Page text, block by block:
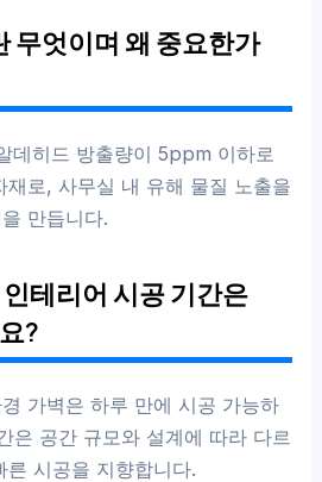
무엇이며 왜 중요한가
데히드 방출량이 5ppm 이하로
재로, 사무실 내 유해 물질 노출을
만듭니다.
테리어 시공 기간은
?
가벽은 하루 만에 시공 가능하
은 공간 규모와 설계에 따라 다르
시공을 지향합니다.